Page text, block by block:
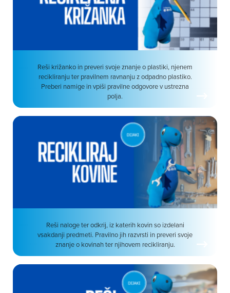
Reši križanko in preveri svoje znanje o plastiki, njenem
recikliranju ter pravilnem ravnanju z odpadno plastiko.
Preberi namige in vpiši pravilne odgovore v ustrezna
polja.
Reši naloge ter odkrij, iz katerih kovin so izdelani
vsakdanji predmeti. Pravilno jih razvrsti in preveri svoje
znanje o kovinah ter njihovem recikliranju.